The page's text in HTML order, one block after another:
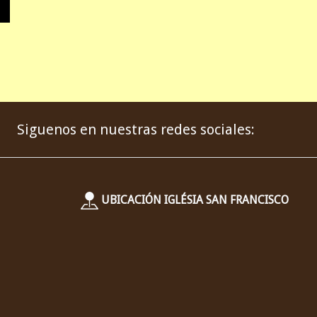
Siguenos en nuestras redes sociales:
UBICACIÓN IGLÉSIA SAN FRANCISCO